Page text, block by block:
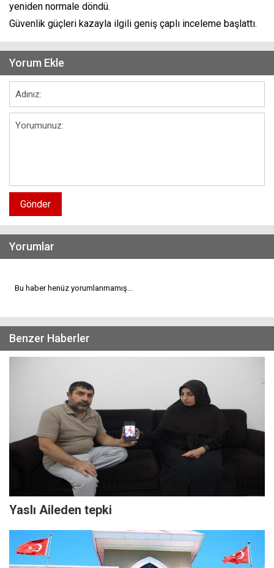
yeniden normale döndü.
Güvenlik güçleri kazayla ilgili geniş çaplı inceleme başlattı.
Yorum Ekle
Gönder
Yorumlar
Bu haber henüz yorumlanmamış...
Benzer Haberler
Yaslı Aileden tepki